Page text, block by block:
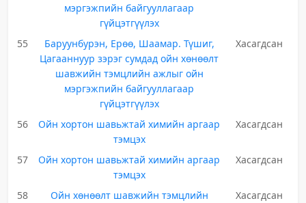
мэргэжпийн байгууллагаар
гүйцэтгүүлэх
55
Баруунбурэн, Ерөө, Шаамар. Түшиг,
Цагааннуур зэрэг сумдад ойн хөнөөлт
шавжийн тэмцлийн ажлыг ойн
мэргэжпийн байгууллагаар
гүйцэтгүүлэх
Хасагдсан
56
Ойн хортон шавьжтай химийн аргаар
тэмцэх
Хасагдсан
57
Ойн хортон шавьжтай химийн аргаар
тэмцэх
Хасагдсан
58
Ойн хөнөөлт шавжийн тэмцлийн
Хасагдсан